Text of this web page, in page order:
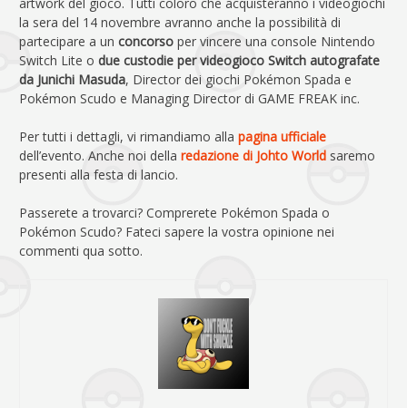
la sera del 14 novembre avranno anche la possibilità di
partecipare a un concorso per vincere una console Nintendo
Switch Lite o due custodie per videogioco Switch autografate
da Junichi Masuda, Director dei giochi Pokémon Spada e
Pokémon Scudo e Managing Director di GAME FREAK inc.
Per tutti i dettagli, vi rimandiamo alla pagina ufficiale
dell’evento. Anche noi della redazione di Johto World saremo
presenti alla festa di lancio.
Passerete a trovarci? Comprerete Pokémon Spada o
Pokémon Scudo? Fateci sapere la vostra opinione nei
commenti qua sotto.